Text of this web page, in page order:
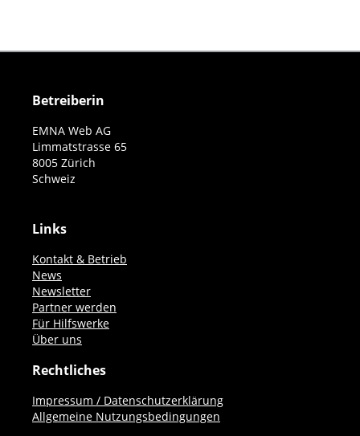
Betreiberin
EMNA Web AG
Limmatstrasse 65
8005 Zürich
Schweiz
Links
Kontakt & Betrieb
News
Newsletter
Partner werden
Für Hilfswerke
Über uns
Rechtliches
Impressum / Datenschutzerklärung
Allgemeine Nutzungsbedingungen